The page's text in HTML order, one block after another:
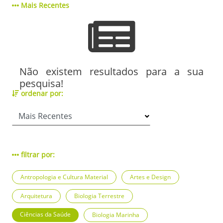
Mais Recentes
Não existem resultados para a sua
pesquisa!
ordenar por:
filtrar por:
Antropologia e Cultura Material Artes e Design
Arquitetura Biologia Terrestre
Ciências da Saúde Biologia Marinha